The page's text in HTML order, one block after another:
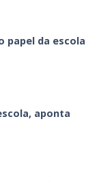
papel da escola
aponta